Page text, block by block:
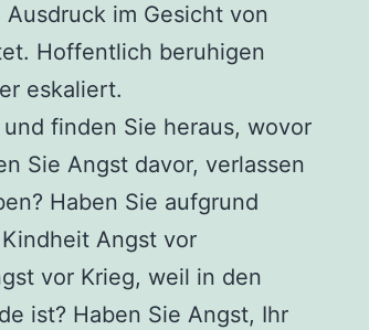
im Gesicht von
Hoffentlich beruhigen
eskaliert.
finden Sie heraus, wovor
Sie Angst davor, verlassen
Haben Sie aufgrund
Angst vor
vor Krieg, weil in den
ist? Haben Sie Angst, Ihr